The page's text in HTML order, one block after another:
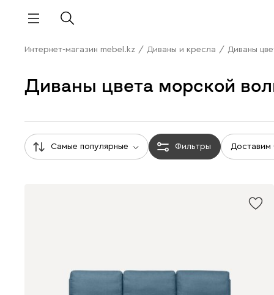
Интернет-магазин mebel.kz / Диваны и кресла / Диваны
Диваны цвета морской
Самые популярные Фильтры Доставим